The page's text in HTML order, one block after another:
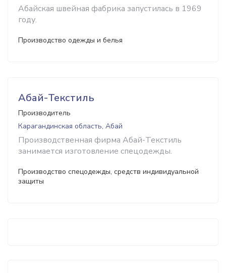
Абайская швейная фабрика запустилась в 1969
году.
Производство одежды и белья
Абай-Текстиль
Производитель
Карагандинская область, Абай
Производственная фирма Абай-Текстиль
занимается изготовление спецодежды.
Производство спецодежды, средств индивидуальной
защиты